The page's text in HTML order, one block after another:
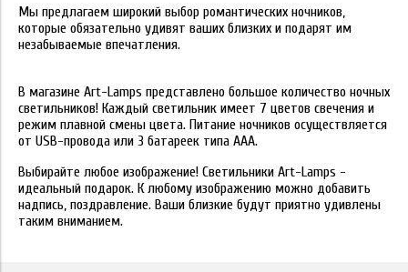
Мы предлагаем широкий выбор романтических ночников,
которые обязательно удивят ваших близких и подарят им
незабываемые впечатления.
В магазине Art-Lamps представлено большое количество ночных
светильников! Каждый светильник имеет 7 цветов свечения и
режим плавной смены цвета. Питание ночников осуществляется
от USB-провода или 3 батареек типа ААА.
Выбирайте любое изображение! Светильники Art-Lamps -
идеальный подарок. К любому изображению можно добавить
надпись, поздравление. Ваши близкие будут приятно удивлены
таким вниманием.